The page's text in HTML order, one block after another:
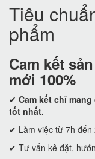
Tiêu
phẩm
Cam kết
mới 100%
✔ Cam kết chỉ mang
tốt nhất.
✔ Làm việc từ 7h đến
✔ Tư vấn kê đặt,